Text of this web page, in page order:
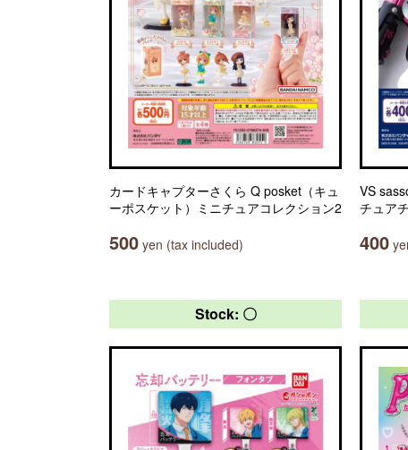
カードキャプターさくら Q posket（キュ
ーポスケット）ミニチュアコレクション2
500 yen (tax included)
VS
チュア
400
Stock: 〇